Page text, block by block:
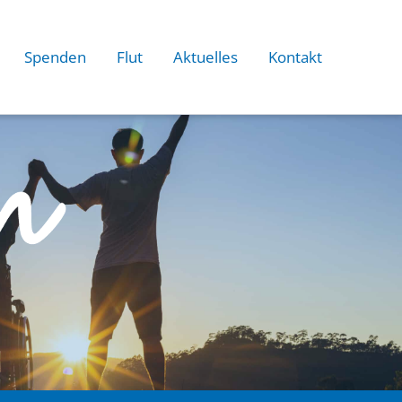
Spenden Flut Aktuelles Kontakt